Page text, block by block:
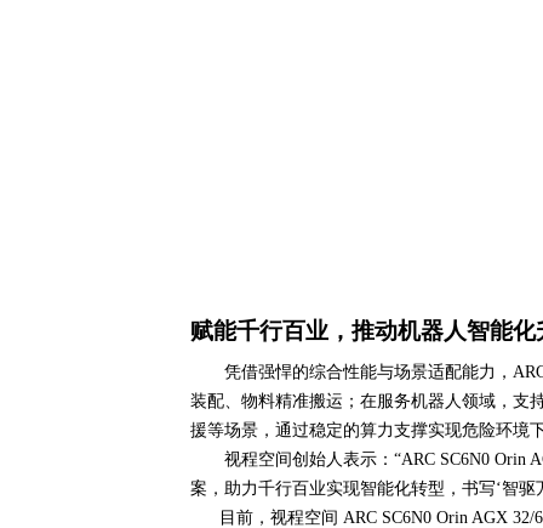
赋能千行百业，推动机器人智能化
凭借强悍的综合性能与场景适配能力，
装配、物料精准搬运；在服务机器人领域，支
援等场景，通过稳定的算力支撑实现危险环境
视程空间创始人表示： “ARC SC6N0 Orin
案，助力千行百业实现智能化转型，书写‘智驱
目前，视程空间 ARC SC6N0 Orin AGX 32/